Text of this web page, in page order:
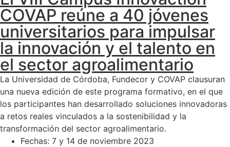
COVAP reúne a 40 jóvenes
universitarios para impulsar
la innovación y el talento en
el sector agroalimentario
La Universidad de Córdoba, Fundecor y COVAP clausuran
una nueva edición de este programa formativo, en el que
los participantes han desarrollado soluciones innovadoras
a retos reales vinculados a la sostenibilidad y la
transformación del sector agroalimentario.
Fechas: 7 y 14 de noviembre 2023